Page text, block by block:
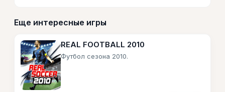
Еще интересные игры
REAL FOOTBALL 2010
Футбол сезона 2010.